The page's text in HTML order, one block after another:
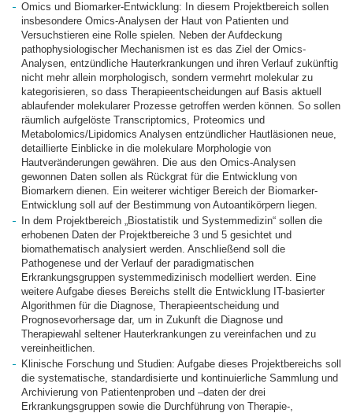
Omics und Biomarker-Entwicklung: In diesem Projektbereich sollen
insbesondere Omics-Analysen der Haut von Patienten und
Versuchstieren eine Rolle spielen. Neben der Aufdeckung
pathophysiologischer Mechanismen ist es das Ziel der Omics-
Analysen, entzündliche Hauterkrankungen und ihren Verlauf zukünftig
nicht mehr allein morphologisch, sondern vermehrt molekular zu
kategorisieren, so dass Therapieentscheidungen auf Basis aktuell
ablaufender molekularer Prozesse getroffen werden können. So sollen
räumlich aufgelöste Transcriptomics, Proteomics und
Metabolomics/Lipidomics Analysen entzündlicher Hautläsionen neue,
detaillierte Einblicke in die molekulare Morphologie von
Hautveränderungen gewähren. Die aus den Omics-Analysen
gewonnen Daten sollen als Rückgrat für die Entwicklung von
Biomarkern dienen. Ein weiterer wichtiger Bereich der Biomarker-
Entwicklung soll auf der Bestimmung von Autoantikörpern liegen.
In dem Projektbereich „Biostatistik und Systemmedizin“ sollen die
erhobenen Daten der Projektbereiche 3 und 5 gesichtet und
biomathematisch analysiert werden. Anschließend soll die
Pathogenese und der Verlauf der paradigmatischen
Erkrankungsgruppen systemmedizinisch modelliert werden. Eine
weitere Aufgabe dieses Bereichs stellt die Entwicklung IT-basierter
Algorithmen für die Diagnose, Therapieentscheidung und
Prognosevorhersage dar, um in Zukunft die Diagnose und
Therapiewahl seltener Hauterkrankungen zu vereinfachen und zu
vereinheitlichen.
Klinische Forschung und Studien: Aufgabe dieses Projektbereichs soll
die systematische, standardisierte und kontinuierliche Sammlung und
Archivierung von Patientenproben und –daten der drei
Erkrankungsgruppen sowie die Durchführung von Therapie-,